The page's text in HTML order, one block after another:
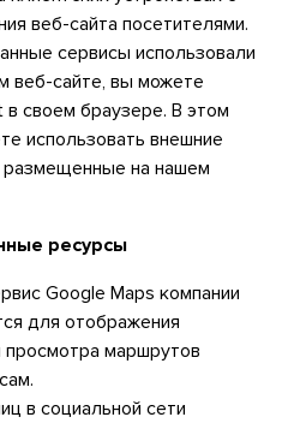
веб-сайта посетителями.
сервисы использовали
веб-сайте, вы можете
в своем браузере. В этом
использовать внешние
на нашем
ресурсы
Google Maps компании
для отображения
просмотра маршрутов
в социальной сети
моих персональных
использования